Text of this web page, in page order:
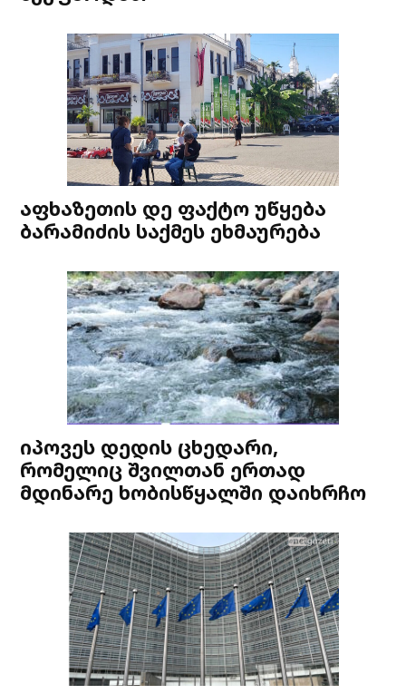
აფხაზეთის დე ფაქტო უწყება
ბარამიძის საქმეს ეხმაურება
იპოვეს დედის ცხედარი,
რომელიც შვილთან ერთად
მდინარე ხობისწყალში დაიხრჩო